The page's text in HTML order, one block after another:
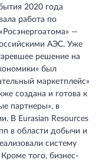
2020 года
работа по
—
АЭС. Уже
решение на
был
маркетплейс»
создана и готова к
партнеры», в
В Eurasian Resources
в области добычи и
систему
того, бизнес-